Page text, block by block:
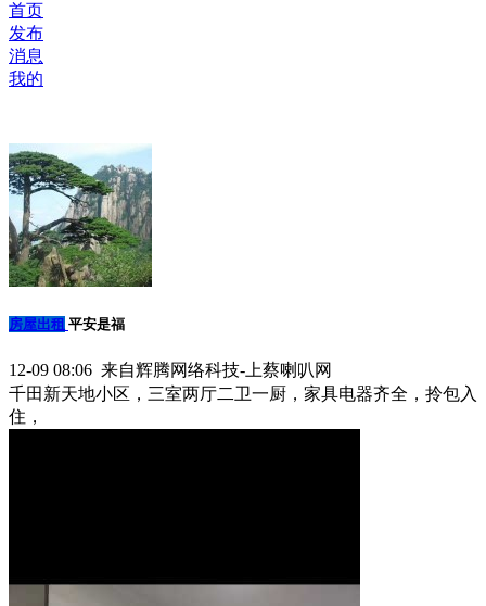
首页
发布
消息
我的
房屋出租 平安是福
12-09 08:06 来自辉腾网络科技-上蔡喇叭网
千田新天地小区，三室两厅二卫一厨，家具电器齐全，拎包入
住，